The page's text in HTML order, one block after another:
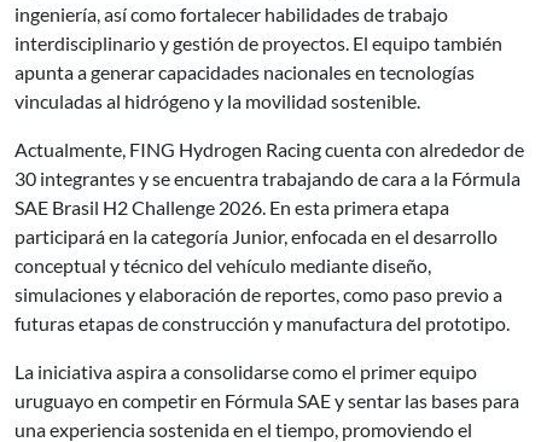
ingeniería, así como fortalecer habilidades de trabajo
interdisciplinario y gestión de proyectos. El equipo también
apunta a generar capacidades nacionales en tecnologías
vinculadas al hidrógeno y la movilidad sostenible.
Actualmente, FING Hydrogen Racing cuenta con alrededor de
30 integrantes y se encuentra trabajando de cara a la Fórmula
SAE Brasil H2 Challenge 2026. En esta primera etapa
participará en la categoría Junior, enfocada en el desarrollo
conceptual y técnico del vehículo mediante diseño,
simulaciones y elaboración de reportes, como paso previo a
futuras etapas de construcción y manufactura del prototipo.
La iniciativa aspira a consolidarse como el primer equipo
uruguayo en competir en Fórmula SAE y sentar las bases para
una experiencia sostenida en el tiempo, promoviendo el